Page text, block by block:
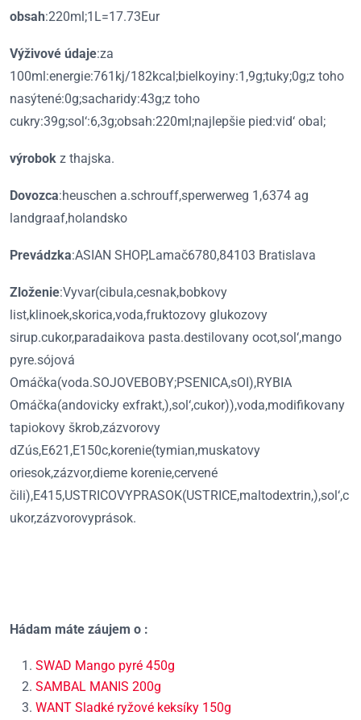
obsah:220ml;1L=17.73Eur
Výživové údaje:za
100ml:energie:761kj/182kcal;bielkoyiny:1,9g;tuky;0g;z toho
nasýtené:0g;sacharidy:43g;z toho
cukry:39g;sol‘:6,3g;obsah:220ml;najlepšie pied:vid‘ obal;
výrobok z thajska.
Dovozca:heuschen a.schrouff,sperwerweg 1,6374 ag
landgraaf,holandsko
Prevádzka:ASIAN SHOP,Lamač6780,84103 Bratislava
Zloženie:Vyvar(cibula,cesnak,bobkovy
list,klinoek,skorica,voda,fruktozovy glukozovy
sirup.cukor,paradaikova pasta.destilovany ocot,sol‘,mango
pyre.sójová
Omáčka(voda.SOJOVEBOBY;PSENICA,sOI),RYBIA
Omáčka(andovicky exfrakt,),sol‘,cukor)),voda,modifikovany
tapiokovy škrob,zázvorovy
dZús,E621,E150c,korenie(tymian,muskatovy
oriesok,zázvor,dieme korenie,cervené
čili),E415,USTRICOVYPRASOK(USTRICE,maltodextrin,),sol‘,c
ukor,zázvorovyprások.
Hádam máte záujem o :
SWAD Mango pyré 450g
SAMBAL MANIS 200g
WANT Sladké ryžové keksíky 150g